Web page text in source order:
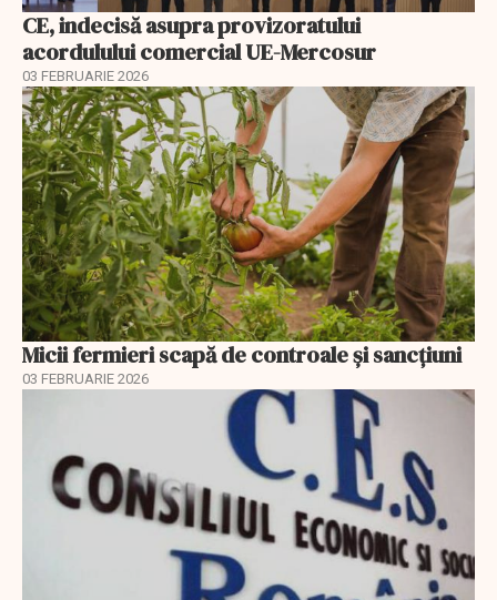
CE, indecisă asupra provizoratului
acordulului comercial UE-Mercosur
03 FEBRUARIE 2026
Micii fermieri scapă de controale și sancțiuni
03 FEBRUARIE 2026